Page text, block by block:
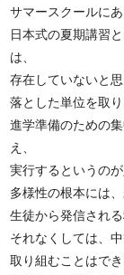
サマースクールにあ
日本式の夏期講習
は、
存在していないと思
落とした単位を取
進学準備のための
え、
実行するというの
多様性の根本には
生徒から発信され
それなくしては、
取り組むことはでき